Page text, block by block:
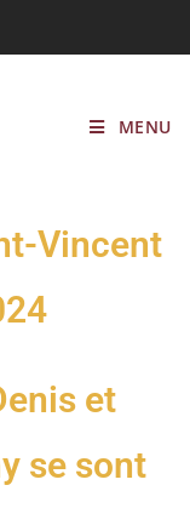
MENU
Vincent
et
se sont